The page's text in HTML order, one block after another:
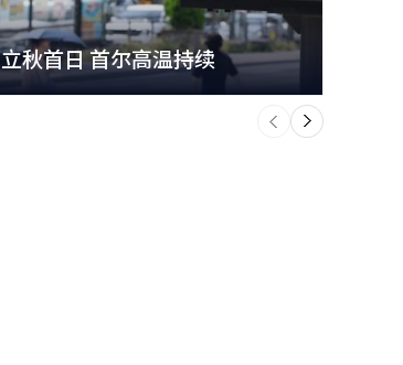
立秋首日 首尔高温持续
下
一
个